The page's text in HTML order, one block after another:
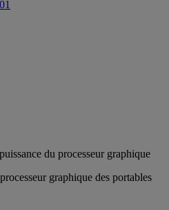
du processeur graphique
graphique des portables